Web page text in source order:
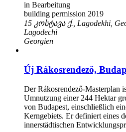
in Bearbeitung
building permission 2019
15 კოსტავა ქ., Lagodekhi,
Lagodechi
Georgien
Új Rákosrendező,
Der Rákosrendező-Masterplan
Umnutzung einer 244 Hektar
von Budapest, einschließlich
Kerngebiets. Er definiert eines
innerstädtischen